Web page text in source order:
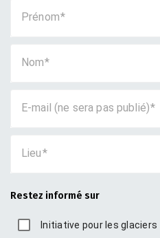
Prénom
Nom
E-mail (ne sera pas publié)
Lieu
Restez informé sur
Initiative pour les glaciers